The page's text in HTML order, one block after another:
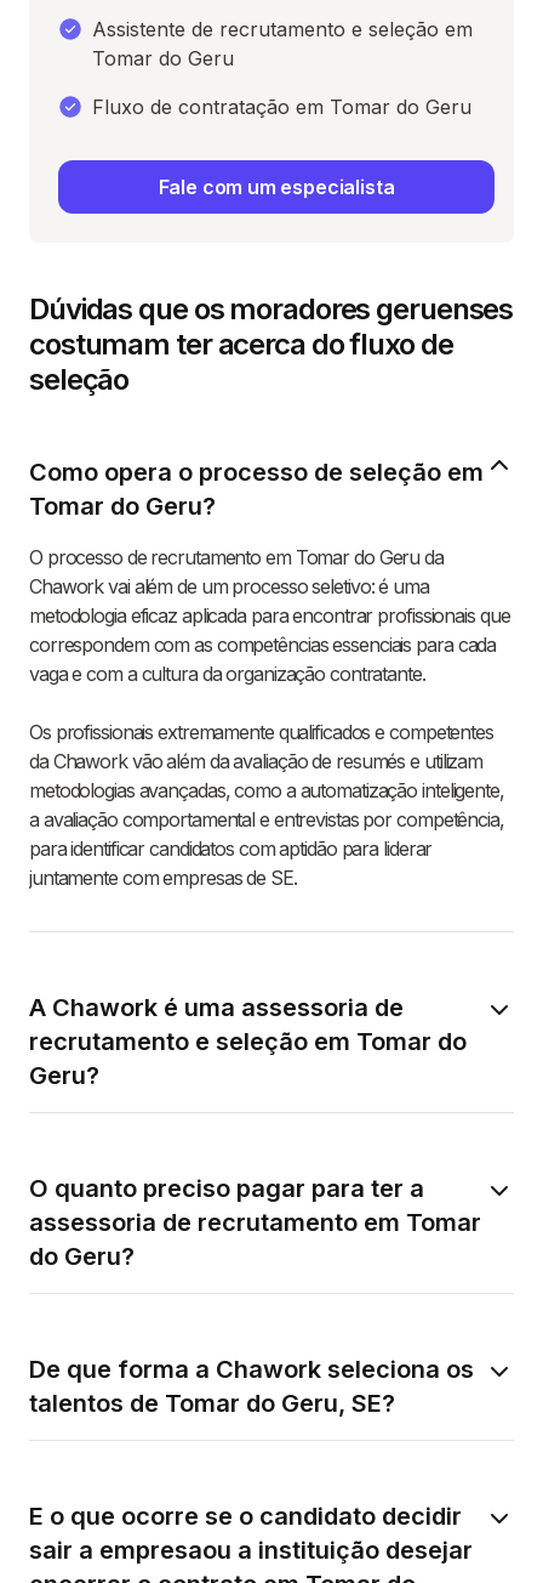
Dúvidas que os moradores geruenses
costumam ter acerca do fluxo de
seleção
Como opera o processo de seleção em
Tomar do Geru?
O processo de recrutamento em Tomar do Geru da
Chawork vai além de um processo seletivo: é uma
metodologia eficaz aplicada para encontrar profissionais que
correspondem com as competências essenciais para cada
vaga e com a cultura da organização contratante.
Os profissionais extremamente qualificados e competentes
da Chawork vão além da avaliação de resumés e utilizam
metodologias avançadas, como a automatização inteligente,
a avaliação comportamental e entrevistas por competência,
para identificar candidatos com aptidão para liderar
juntamente com empresas de SE.
A Chawork é uma assessoria de
recrutamento e seleção em Tomar do
Geru?
O quanto preciso pagar para ter a
assessoria de recrutamento em Tomar
do Geru?
De que forma a Chawork seleciona os
talentos de Tomar do Geru, SE?
E o que ocorre se o candidato decidir
sair a empresaou a instituição desejar
Assistente de recrutamento e seleção em
Tomar do Geru
Fluxo de contratação em Tomar do Geru
Fale com um especialista